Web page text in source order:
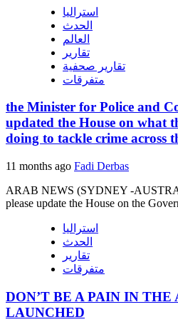
استراليا
الحدث
العالم
تقارير
تقارير صحفية
متفرقات
the Minister for Police and
updated the House on what
doing to tackle crime across
11 months ago Fadi Derbas
ARAB NEWS (SYDNEY -
please update the House on the
استراليا
الحدث
تقارير
متفرقات
DON’T BE A PAIN IN THE
LAUNCHED